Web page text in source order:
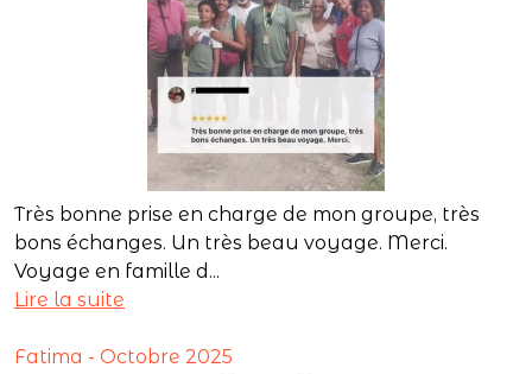
Très bonne prise en charge de mon groupe, très
bons échanges. Un très beau voyage. Merci.
Voyage en famille d...
Lire la suite
Fatima - Octobre 2025